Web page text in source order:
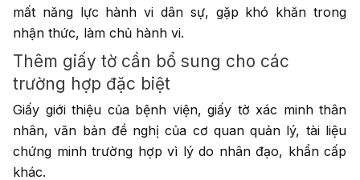
mất năng lực hành vi dân sự, gặp khó khăn trong
nhận thức, làm chủ hành vi.
Thêm giấy tờ cần bổ sung cho các
trường hợp đặc biệt
Giấy giới thiệu của bệnh viện, giấy tờ xác minh thân
nhân, văn bản đề nghị của cơ quan quản lý, tài liệu
chứng minh trường hợp vì lý do nhân đạo, khẩn cấp
khác.